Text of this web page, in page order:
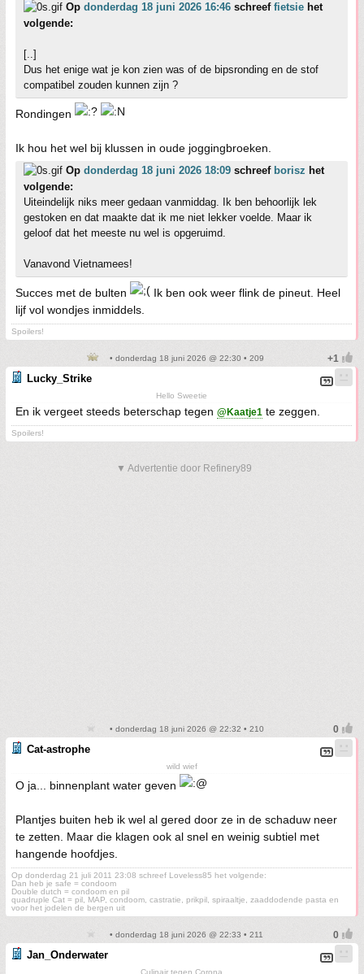
Op donderdag 18 juni 2026 16:46 schreef fietsie het
volgende:
[..]
Dus het enige wat je kon zien was of de bipsronding en de stof
compatibel zouden kunnen zijn ?
Rondingen
Ik hou het wel bij klussen in oude joggingbroeken.
Op donderdag 18 juni 2026 18:09 schreef borisz het
volgende:
Uiteindelijk niks meer gedaan vanmiddag. Ik ben behoorlijk lek
gestoken en dat maakte dat ik me niet lekker voelde. Maar ik
geloof dat het meeste nu wel is opgeruimd.
Vanavond Vietnamees!
Succes met de bulten
Ik ben ook weer flink de pineut. Heel
lijf vol wondjes inmiddels.
Spoilers!
• donderdag 18 juni 2026 @ 22:30 • 209
Lucky_Strike
Hello Sweetie
En ik vergeet steeds beterschap tegen @Kaatje1 te zeggen.
Spoilers!
▼ Advertentie door Refinery89
• donderdag 18 juni 2026 @ 22:32 • 210
Cat-astrophe
wild wief
O ja... binnenplant water geven
Plantjes buiten heb ik wel al gered door ze in de schaduw neer
te zetten. Maar die klagen ook al snel en weinig subtiel met
hangende hoofdjes.
Op donderdag 21 juli 2011 23:08 schreef Loveless85 het volgende:
Dan heb je safe = condoom
Double dutch = condoom en pil
quadruple Cat = pil, MAP, condoom, castratie, prikpil, spiraaltje, zaaddodende pasta en
voor het jodelen de bergen uit
• donderdag 18 juni 2026 @ 22:33 • 211
Jan_Onderwater
Culinair tegen Corona